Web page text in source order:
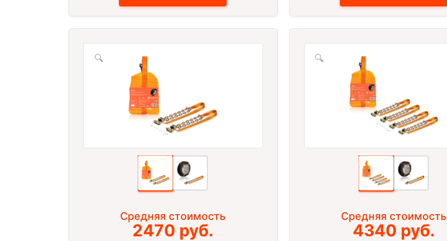
🔍
Средняя стоимость
2470 руб.
🔍
Средняя стоимость
4340 руб.